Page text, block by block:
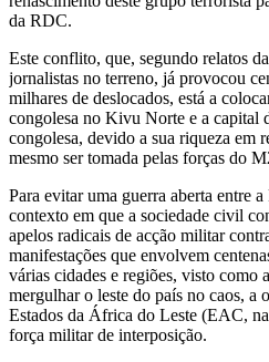
da RDC.
Este conflito, que, segundo relatos
jornalistas no terreno, já provocou
milhares de deslocados, está a
congolesa no Kivu Norte e a capital
congolesa, devido a sua riqueza em
mesmo ser tomada pelas forças do
Para evitar uma guerra aberta entre
contexto em que a sociedade civil
apelos radicais de acção militar
manifestações que envolvem
várias cidades e regiões, visto como
mergulhar o leste do país no caos, a
Estados da África do Leste (EAC,
força militar de interposição.